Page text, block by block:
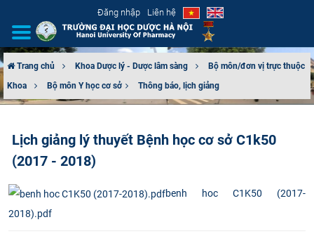
Đăng nhập Liên hệ
GIỚI THIỆU
TUYỂN SINH
ĐÀO TẠO
Trang chủ Khoa Dược lý - Dược lâm sàng
Bộ môn/đơn vị trực thuộc
Khoa
Bộ môn Y học cơ sở​ Thông báo, lịch giảng
Lịch giảng lý thuyết Bệnh học cơ sở C1k50
(2017 - 2018)
benh hoc C1K50 (2017-
2018).pdf